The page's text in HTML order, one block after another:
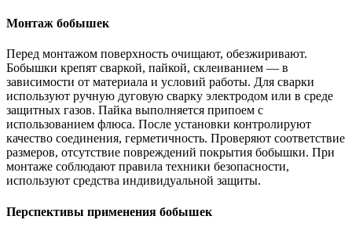
Монтаж бобышек
Перед монтажом поверхность очищают, обезжиривают.
Бобышки крепят сваркой, пайкой, склеиванием — в
зависимости от материала и условий работы. Для сварки
используют ручную дуговую сварку электродом или в среде
защитных газов. Пайка выполняется припоем с
использованием флюса. После установки контролируют
качество соединения, герметичность. Проверяют соответствие
размеров, отсутствие повреждений покрытия бобышки. При
монтаже соблюдают правила техники безопасности,
используют средства индивидуальной защиты.
Перспективы применения бобышек